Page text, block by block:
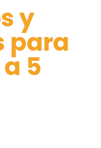
y
para
5